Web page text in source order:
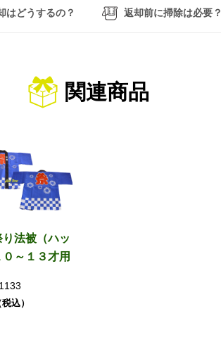
はどうするの？ 返却前に掃除は必要？
関連商品
法被（ハッ
０～１３才用
1133
込）